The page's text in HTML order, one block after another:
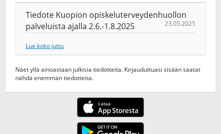
Tiedote Kuopion opiskeluterveydenhuollon
palveluista ajalla 2.6.-1.8.2025
23.05.2025
Lue koko juttu
Näet yllä ainoastaan julkisia tiedotteita. Kirjauduttuasi sisään saatat
nähdä enemmän tiedotteita.